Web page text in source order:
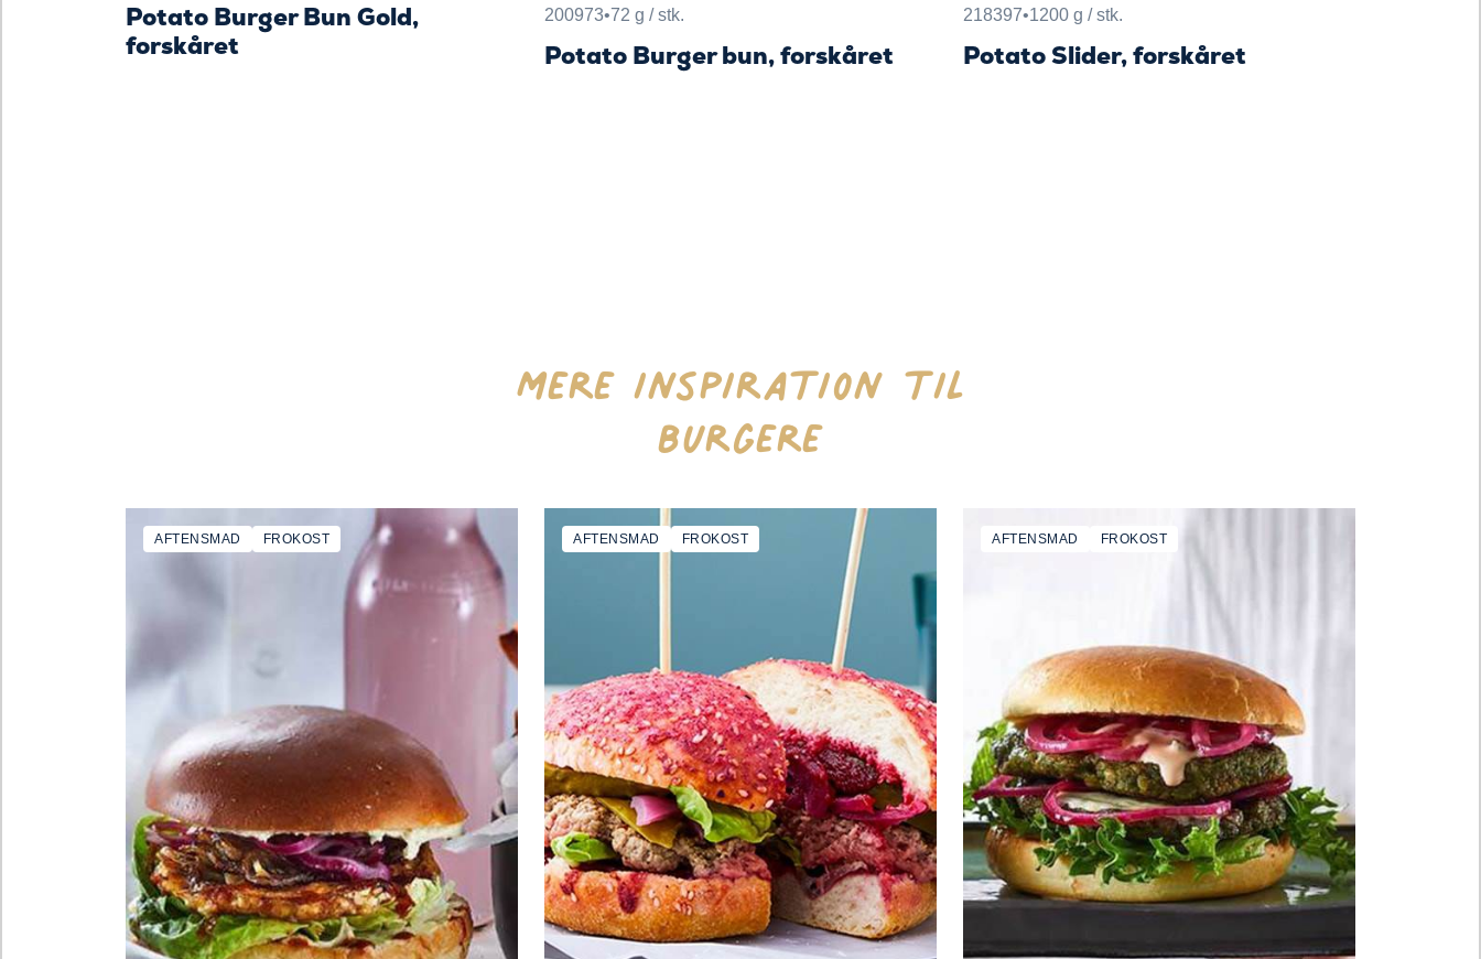
Potato Burger Bun Gold,
forskåret
200973•72 g / stk.
Potato Burger bun, forskåret
218397•1200 g / stk.
Potato Slider, forskåret
Mere inspiration til
burgere
AFTENSMAD FROKOST AFTENSMAD FROKOST AFTENSMAD FROKOST